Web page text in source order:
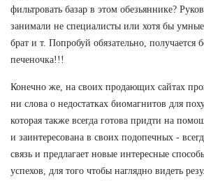
фильтровать базар в этом обезьяннике?
занимали не специалисты или хотя бы
брат и т. Попробуй обязательно, получается
печеночка!!!
Конечно же, на своих продающих сайтах
ни слова о недостатках биомагнитов для
которая также всегда готова придти на
и заинтересована в своих подопечных -
связь и предлагает новые интересные
успехов, для того чтобы наглядно видеть